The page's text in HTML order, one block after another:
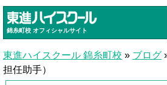
錦糸町校 オフィシャルサイト
東進ハイスクール 錦糸町校 » ブログ
担任助手）